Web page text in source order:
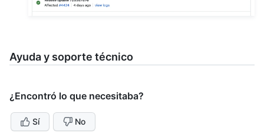
Ayuda y soporte técnico
¿Encontró lo que necesitaba?
Sí No